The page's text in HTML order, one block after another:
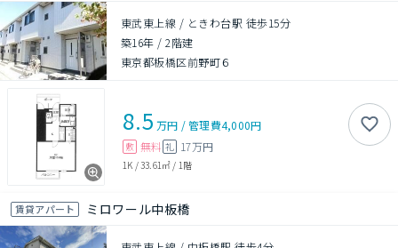
東武東上線 / ときわ台駅 徒歩15分
築16年 /2階建
東京都板橋区前野町６
8.5 万円 /管理費4,000円
敷 無料 礼 17万円
1K /33.61㎡ / 1階
賃貸アパート ミロワール中板橋